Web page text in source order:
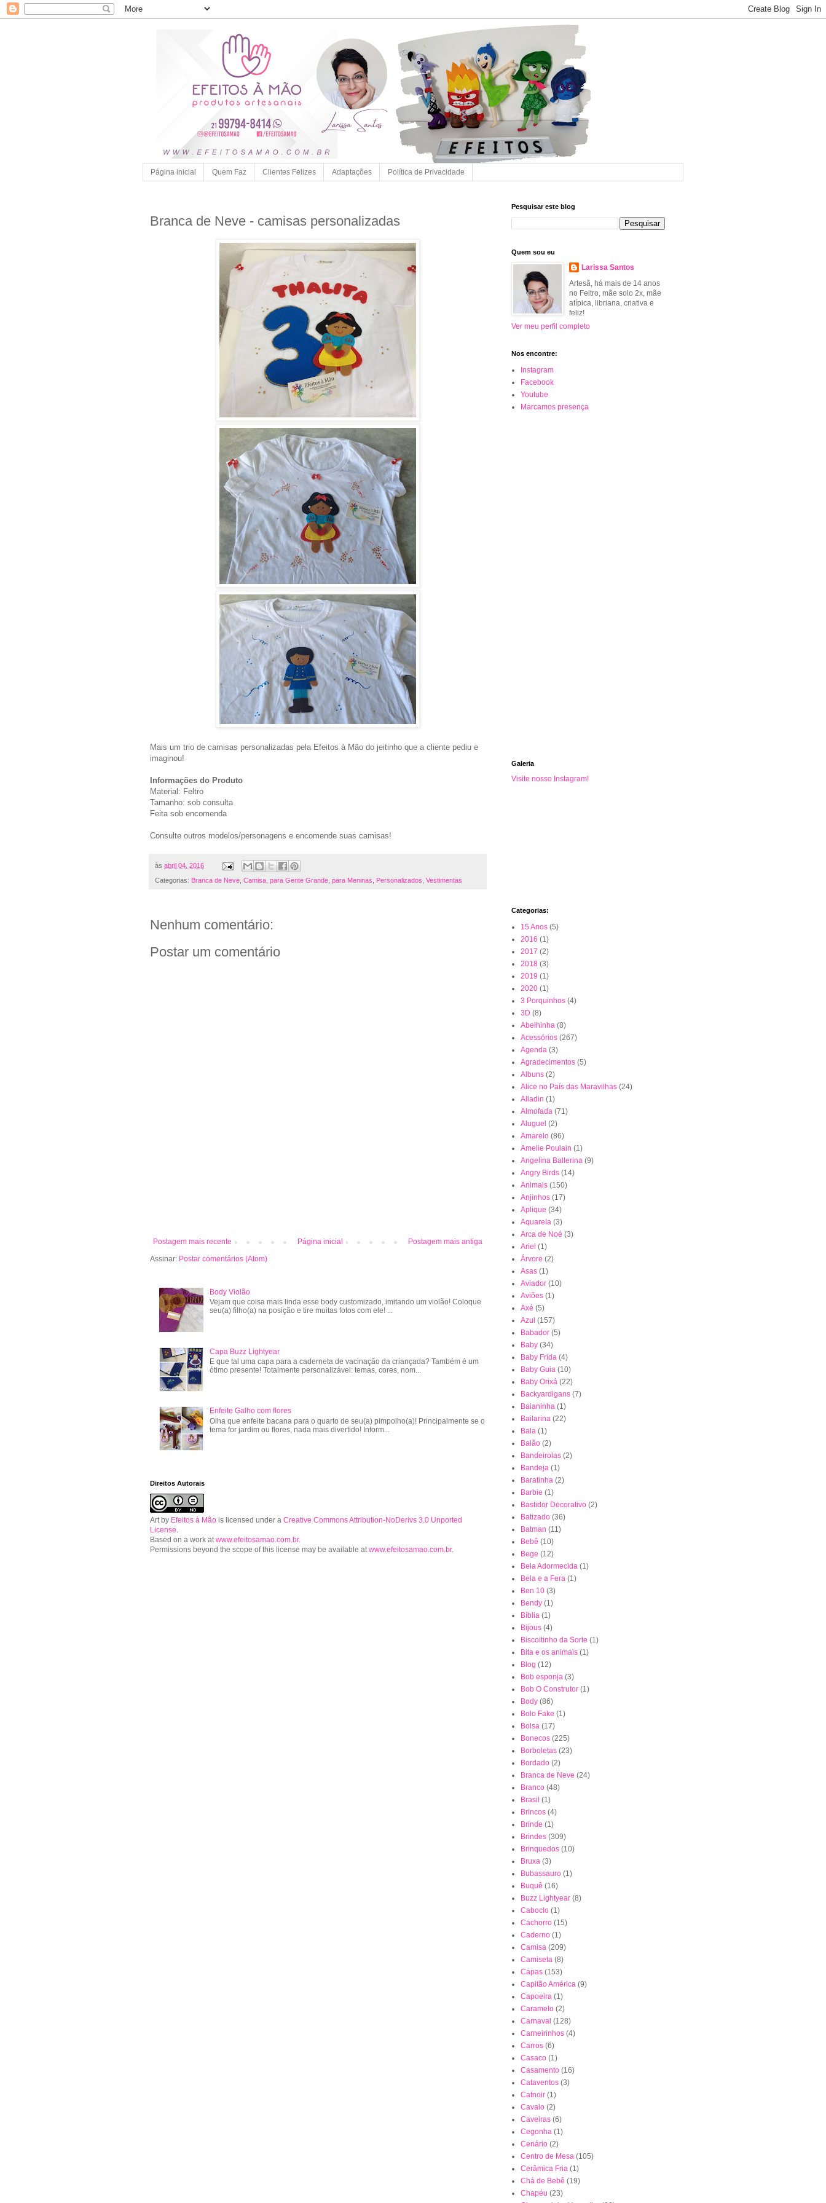
Página inicial Quem Faz Clientes Felizes Adaptações Política de Privacidade
Branca de Neve - camisas personalizadas
Mais um trio de camisas personalizadas pela Efeitos à Mão do jeitinho que a cliente pediu e
imaginou!
Informações do Produto
Material: Feltro
Tamanho: sob consulta
Feita sob encomenda
Consulte outros modelos/personagens e encomende suas camisas!
às abril 04, 2016
Categorias: Branca de Neve, Camisa, para Gente Grande, para Meninas, Personalizados, Vestimentas
Nenhum comentário:
Postar um comentário
Postagem mais recente Postagem mais antiga
Página inicial
Assinar: Postar comentários (Atom)
Body Violão
Vejam que coisa mais linda esse body customizado, imitando um violão! Coloque
seu(a) filho(a) na posição e tire muitas fotos com ele! ...
Capa Buzz Lightyear
E que tal uma capa para a caderneta de vacinação da criançada? Também é um
ótimo presente! Totalmente personalizável: temas, cores, nom...
Enfeite Galho com flores
Olha que enfeite bacana para o quarto de seu(a) pimpolho(a)! Principalmente se o
tema for jardim ou flores, nada mais divertido! Inform...
Direitos Autorais
Art by Efeitos à Mão is licensed under a Creative Commons Attribution-NoDerivs 3.0 Unported
License
Based on a work at www.efeitosamao.com.br.
Permissions beyond the scope of this license may be available at www.efeitosamao.com.br.
Pesquisar este blog
Quem sou eu
Larissa Santos
Artesã, há mais de 14 anos
no Feltro, mãe solo 2x, mãe
atípica, libriana, criativa e
feliz!
Ver meu perfil completo
Nos encontre:
Instagram
Facebook
Youtube
Marcamos presença
Galeria
Visite nosso Instagram!
Categorias:
15 Anos (5)
2016 (1)
2017 (2)
2018 (3)
2019 (1)
2020 (1)
3 Porquinhos (4)
3D (8)
Abelhinha (8)
Acessórios (267)
Agenda (3)
Agradecimentos (5)
Albuns (2)
Alice no País das Maravilhas (24)
Alladin (1)
Almofada (71)
Aluguel (2)
Amarelo (86)
Amelie Poulain (1)
Angelina Ballerina (9)
Angry Birds (14)
Animais (150)
Anjinhos (17)
Aplique (34)
Aquarela (3)
Arca de Noé (3)
Ariel (1)
Árvore (2)
Asas (1)
Aviador (10)
Aviões (1)
Axé (5)
Azul (157)
Babador (5)
Baby (34)
Baby Frida (4)
Baby Guia (10)
Baby Orixá (22)
Backyardigans (7)
Baianinha (1)
Bailarina (22)
Bala (1)
Balão (2)
Bandeirolas (2)
Bandeja (1)
Baratinha (2)
Barbie (1)
Bastidor Decorativo (2)
Batizado (36)
Batman (11)
Bebê (10)
Bege (12)
Bela Adormecida (1)
Bela e a Fera (1)
Ben 10 (3)
Bendy (1)
Bíblia (1)
Bijous (4)
Biscoitinho da Sorte (1)
Bita e os animais (1)
Blog (12)
Bob esponja (3)
Bob O Construtor (1)
Body (86)
Bolo Fake (1)
Bolsa (17)
Bonecos (225)
Borboletas (23)
Bordado (2)
Branca de Neve (24)
Branco (48)
Brasil (1)
Brincos (4)
Brinde (1)
Brindes (309)
Brinquedos (10)
Bruxa (3)
Bubassauro (1)
Buquê (16)
Buzz Lightyear (8)
Caboclo (1)
Cachorro (15)
Caderno (1)
Camisa (209)
Camiseta (8)
Capas (153)
Capitão América (9)
Capoeira (1)
Caramelo (2)
Carnaval (128)
Carneirinhos (4)
Carros (6)
Casaco (1)
Casamento (16)
Cataventos (3)
Catnoir (1)
Cavalo (2)
Caveiras (6)
Cegonha (1)
Cenário (2)
Centro de Mesa (105)
Cerâmica Fria (1)
Chá de Bebê (19)
Chapéu (23)